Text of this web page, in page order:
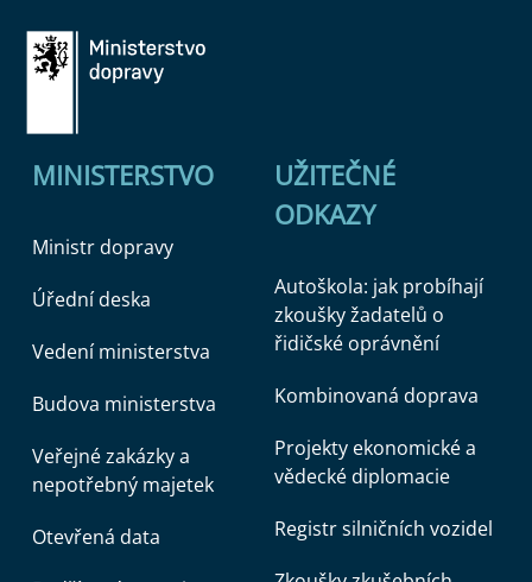
MINISTERSTVO
Ministr dopravy
Úřední deska
Vedení ministerstva
Budova ministerstva
Veřejné zakázky a
nepotřebný majetek
Otevřená data
UŽITEČNÉ
ODKAZY
Autoškola: jak probíhají
zkoušky žadatelů o
řidičské oprávnění
Kombinovaná doprava
Projekty ekonomické a
vědecké diplomacie
Registr silničních vozidel